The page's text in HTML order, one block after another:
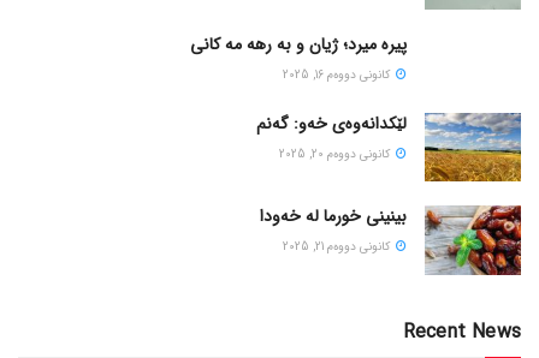
پیره میرد؛ ژیان و به رهه مه کانی
كانونی دووه‌م 16, 2025
لێکدانەوەی خەو: گەنم
كانونی دووه‌م 20, 2025
بینینی خورما لە خەودا
كانونی دووه‌م 21, 2025
Recent News